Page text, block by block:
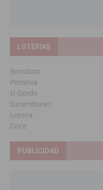
LOTERIAS
Bonoloto
Primitiva
El Gordo
Euromillones
Loteria
Once
PUBLICIDAD